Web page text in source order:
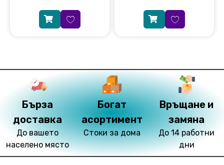
Бърза
доставка
До вашето
населено място
Богат
асортимент
Стоки за дома
Връщане и
замяна
До 14 работни
дни